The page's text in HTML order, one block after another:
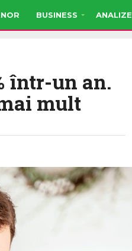
BUSINESS ANALIZE
într-un an.
mult